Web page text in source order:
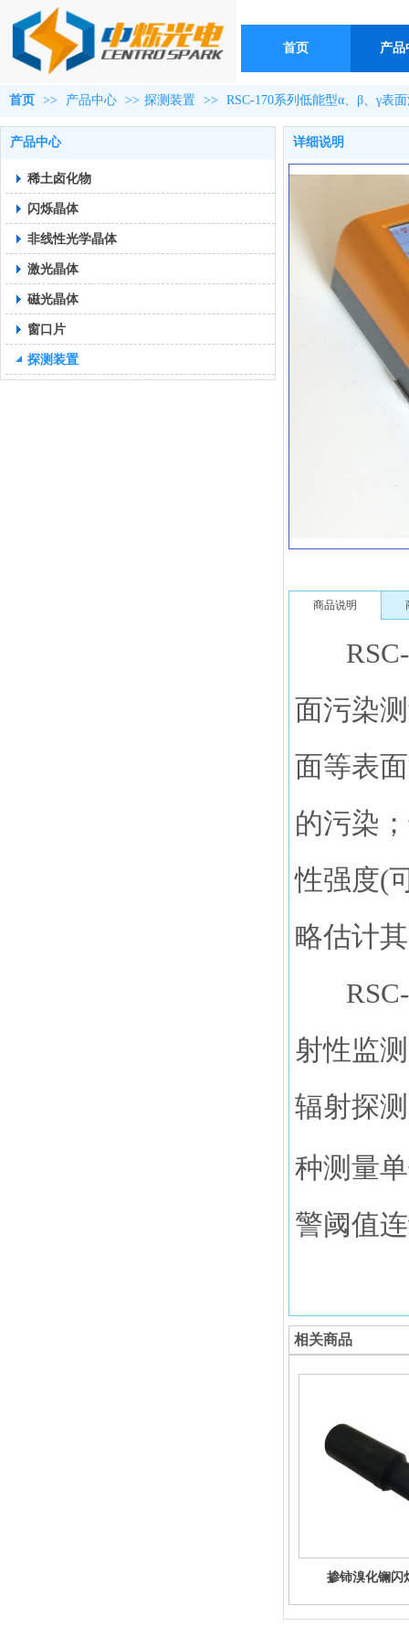
首页 产品
首页 >> 产品中心 >> 探测装置 >> RSC-170系列低能型α、β、γ表
产品中心
稀土卤化物
闪烁晶体
非线性光学晶体
激光晶体
磁光晶体
窗口片
探测装置
详细说明
商品说明
RSC-
面污染
面等表
的污染
性强度(
略估计
RSC-
射性监
辐射探
种测量
警阈值
相关商品
掺铈溴化镧闪